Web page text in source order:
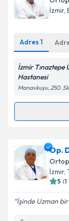
almanız
Kişisel
İzmir,
Adres 1
İzmir Tınaztepe
Hastanesi
Manavkuyu, 250.
Op. Dr.
oluşturun.
takvim
Op.
İzmir,
5 (1
İşinde Uzman